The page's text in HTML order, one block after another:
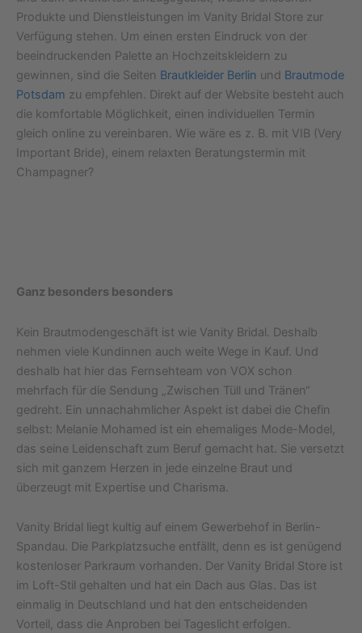
Produkte und Dienstleistungen im Vanity Bridal Store zur
Verfügung stehen. Um einen ersten Eindruck von der
beeindruckenden Palette an Hochzeitskleidern zu
gewinnen, sind die Seiten Brautkleider Berlin und Brautmode
Potsdam zu empfehlen. Direkt auf der Website besteht auch
die komfortable Möglichkeit, einen individuellen Termin
gleich online zu vereinbaren. Wie wäre es z. B. mit VIB (Very
Important Bride), einem relaxten Beratungstermin mit
Champagner?
Ganz besonders besonders
Kein Brautmodengeschäft ist wie Vanity Bridal. Deshalb
nehmen viele Kundinnen auch weite Wege in Kauf. Und
deshalb hat hier das Fernsehteam von VOX schon
mehrfach für die Sendung „Zwischen Tüll und Tränen“
gedreht. Ein unnachahmlicher Aspekt ist dabei die Chefin
selbst: Melanie Mohamed ist ein ehemaliges Mode-Model,
das seine Leidenschaft zum Beruf gemacht hat. Sie versetzt
sich mit ganzem Herzen in jede einzelne Braut und
überzeugt mit Expertise und Charisma.
Vanity Bridal liegt kultig auf einem Gewerbehof in Berlin-
Spandau. Die Parkplatzsuche entfällt, denn es ist genügend
kostenloser Parkraum vorhanden. Der Vanity Bridal Store ist
im Loft-Stil gehalten und hat ein Dach aus Glas. Das ist
einmalig in Deutschland und hat den entscheidenden
Vorteil, dass die Anproben bei Tageslicht erfolgen.